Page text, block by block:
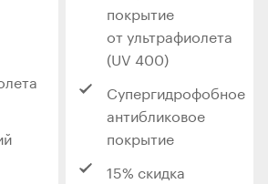
покрытие
от ультрафиолета
(UV 400)
Супергидрофобное
антибликовое
покрытие
15% скидка